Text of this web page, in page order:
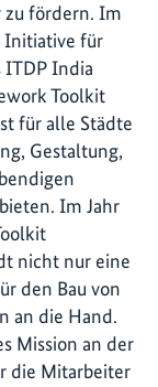
zu fördern. Im
Initiative für
India
Toolkit
für alle Städte
Gestaltung,
Im Jahr
nicht nur eine
den Bau von
an die Hand.
Mission an der
die Mitarbeiter